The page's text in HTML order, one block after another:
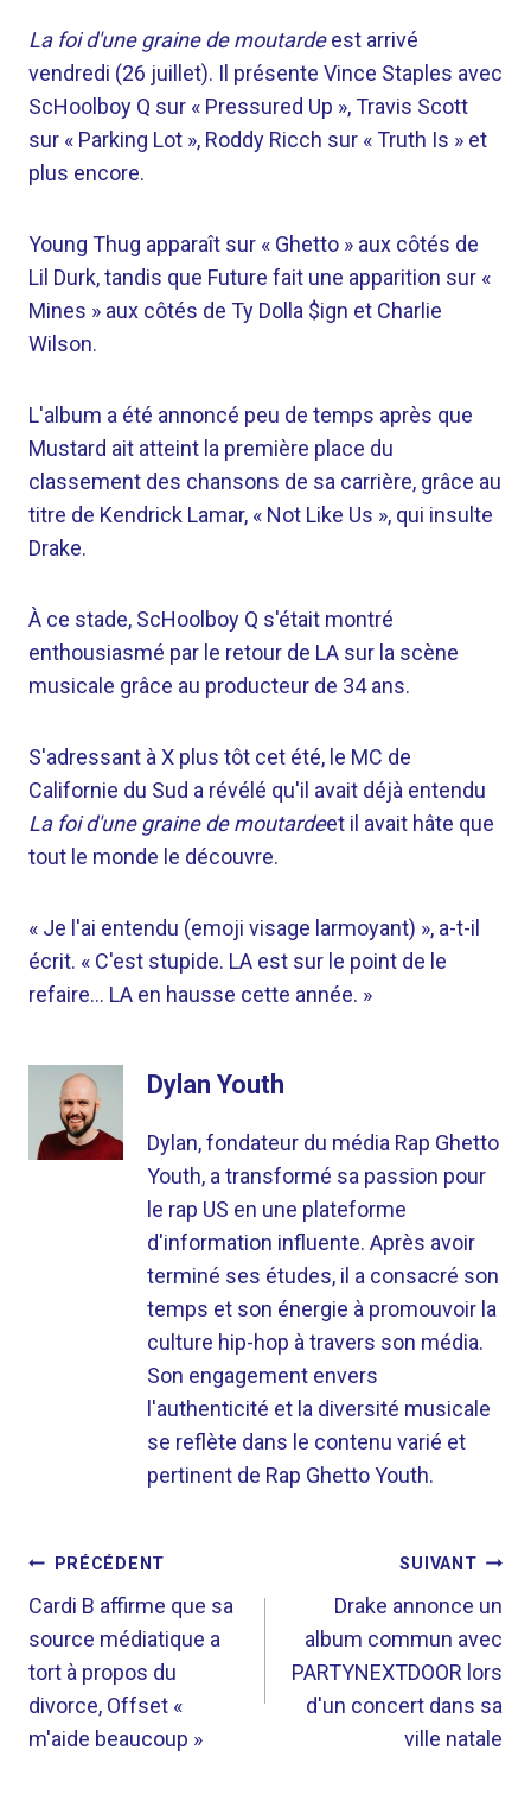
La foi d'une graine de moutardeest arrivé
vendredi (26 juillet). Il présente Vince Staples avec
ScHoolboy Q sur « Pressured Up », Travis Scott
sur « Parking Lot », Roddy Ricch sur « Truth Is » et
plus encore.
Young Thug apparaît sur « Ghetto » aux côtés de
Lil Durk, tandis que Future fait une apparition sur «
Mines » aux côtés de Ty Dolla $ign et Charlie
Wilson.
L'album a été annoncé peu de temps après que
Mustard ait atteint la première place du
classement des chansons de sa carrière, grâce au
titre de Kendrick Lamar, « Not Like Us », qui insulte
Drake.
À ce stade, ScHoolboy Q s'était montré
enthousiasmé par le retour de LA sur la scène
musicale grâce au producteur de 34 ans.
S'adressant à X plus tôt cet été, le MC de
Californie du Sud a révélé qu'il avait déjà entendu
La foi d'une graine de moutardeet il avait hâte que
tout le monde le découvre.
« Je l'ai entendu (emoji visage larmoyant) », a-t-il
écrit. « C'est stupide. LA est sur le point de le
refaire… LA en hausse cette année. »
Dylan Youth
Dylan, fondateur du média Rap Ghetto
Youth, a transformé sa passion pour
le rap US en une plateforme
d'information influente. Après avoir
terminé ses études, il a consacré son
temps et son énergie à promouvoir la
culture hip-hop à travers son média.
Son engagement envers
l'authenticité et la diversité musicale
se reflète dans le contenu varié et
pertinent de Rap Ghetto Youth.
NAVIGATION
DE
L’ARTICLE
PRÉCÉDENT
Cardi B affirme que sa
source médiatique a
tort à propos du
divorce, Offset «
m'aide beaucoup »
SUIVANT
Drake annonce un
album commun avec
PARTYNEXTDOOR lors
d'un concert dans sa
ville natale